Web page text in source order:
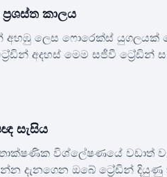
කාලය
අහඹු ලෙස ෆොරෙක්ස් යුගලයක්
අදහස් මෙම සජීවී ට්‍රේඩින්
සැසිය
විශ්ලේෂණයේ වඩාත්
දැනගෙන ඔබේ ට්‍රේඩින්